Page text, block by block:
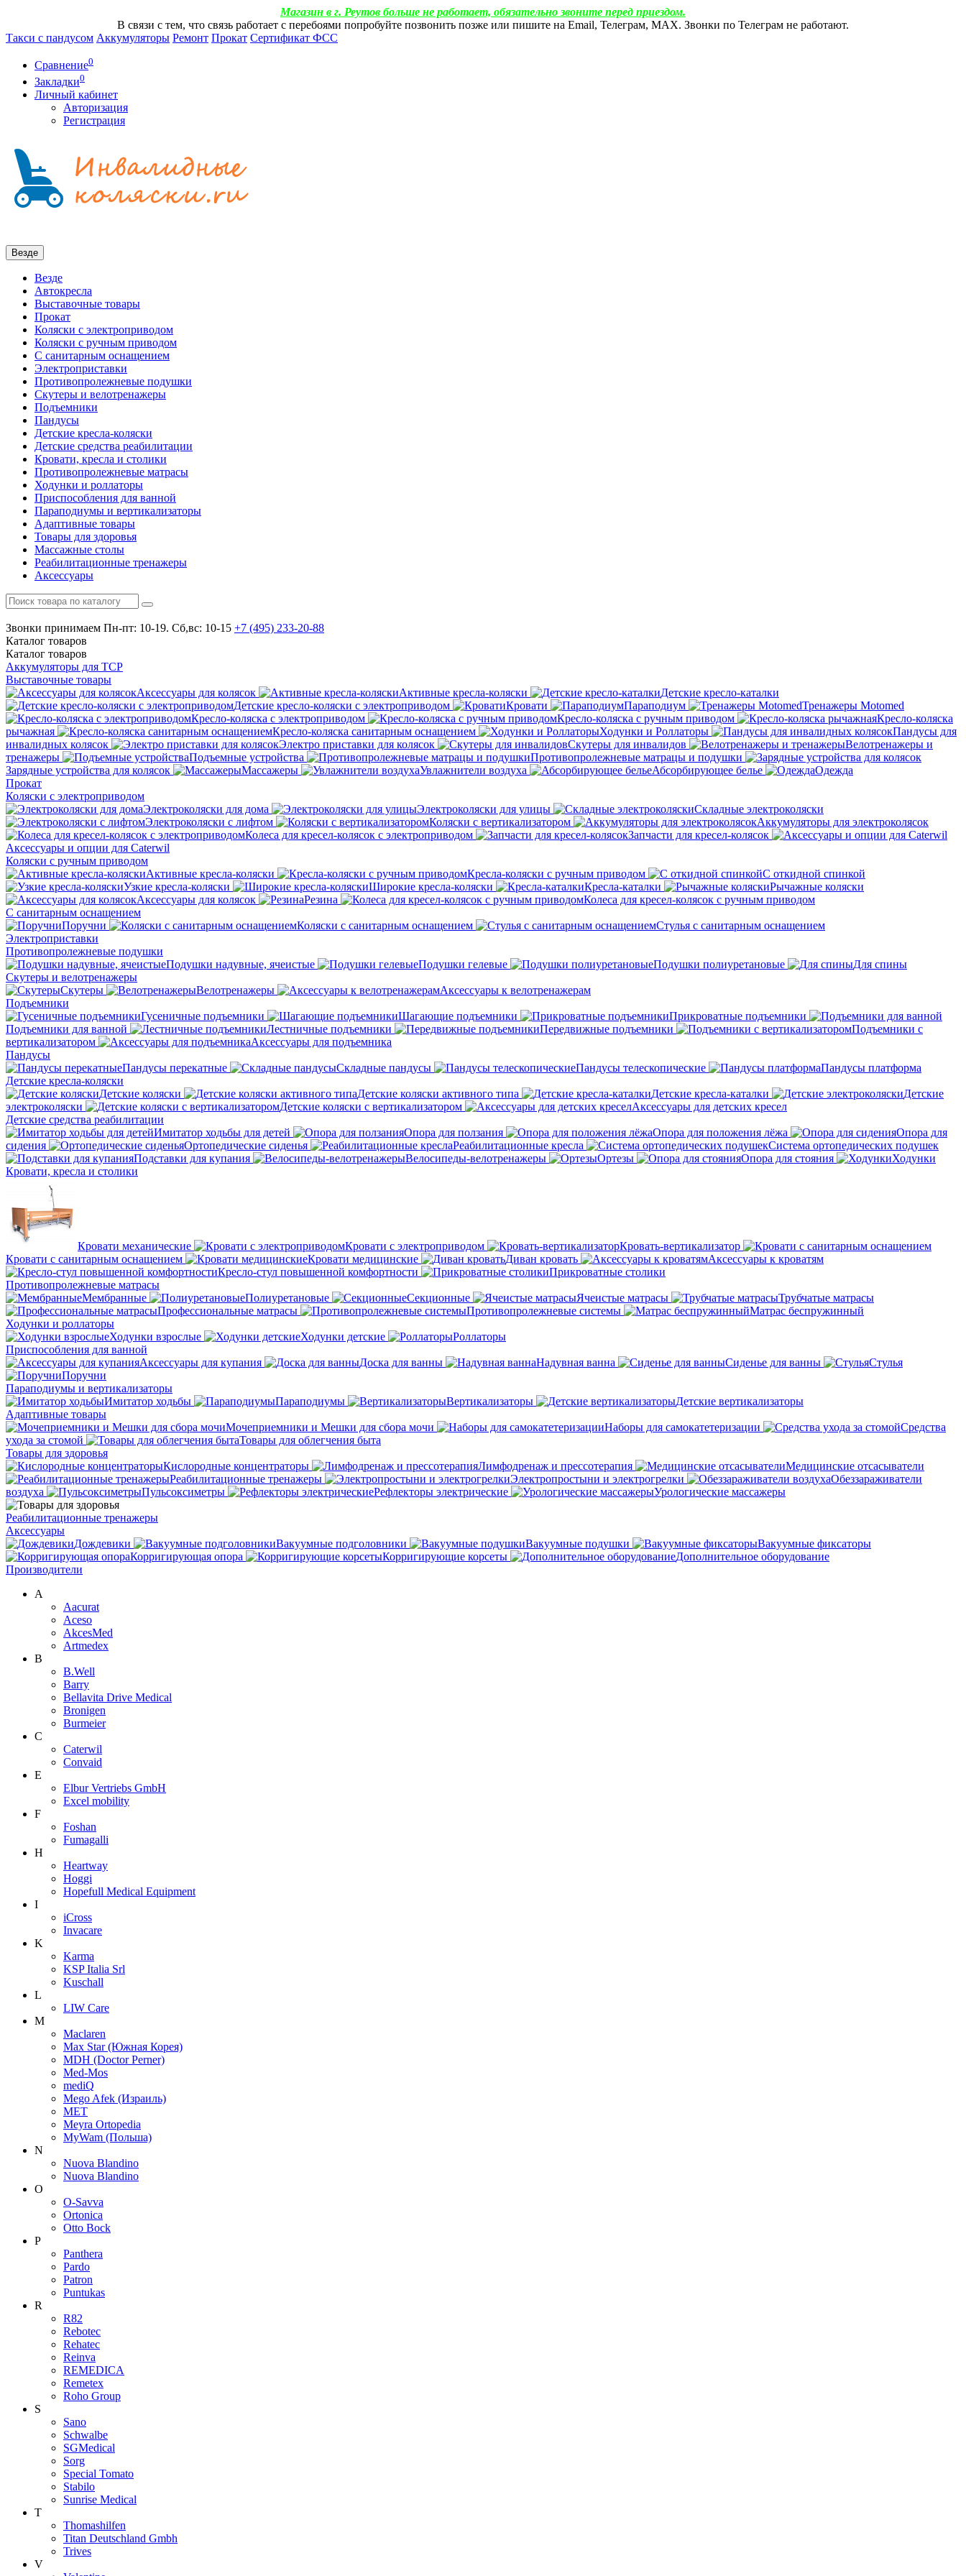
Магазин в г. Реутов больше не работает, обязательно звоните перед приездом.
В связи с тем, что связь работает с перебоями попробуйте позвонить позже или пишите на Email, Телеграм, МАХ. Звонки по Телеграм не работают.
Такси с пандусом Аккумуляторы Ремонт Прокат Сертификат ФСС
Сравнение0
Закладки0
Личный кабинет
Авторизация
Регистрация
Везде
Везде
Автокресла
Выставочные товары
Прокат
Коляски с электроприводом
Коляски с ручным приводом
С санитарным оснащением
Электроприставки
Противопролежневые подушки
Скутеры и велотренажеры
Подъемники
Пандусы
Детские кресла-коляски
Детские средства реабилитации
Кровати, кресла и столики
Противопролежневые матрасы
Ходунки и роллаторы
Приспособления для ванной
Параподиумы и вертикализаторы
Адаптивные товары
Товары для здоровья
Массажные столы
Реабилитационные тренажеры
Аксессуары
Звонки принимаем Пн-пт: 10-19. Сб,вс: 10-15 +7 (495) 233-20-88
Каталог товаров
Каталог товаров
Аккумуляторы для ТСР
Выставочные товары
Аксессуары для колясок
Активные кресла-коляски
Детские кресло-каталки
Детские кресло-коляски с электроприводом
Кровати Параподиум
Тренажеры Motomed
Кресло-коляска с электроприводом
Кресло-коляска с ручным приводом
Кресло-коляска
рычажная
Кресло-коляска санитарным оснащением Ходунки и Роллаторы
Пандусы для
инвалидных колясок
Электро приставки для колясок Скутеры для инвалидов
Велотренажеры и
тренажеры
Подъемные устройства
Противопролежневые матрацы и подушки
Зарядные устройства для колясок
Массажеры Увлажнители воздуха Абсорбирующее белье
Одежда
Прокат
Коляски с электроприводом
Электроколяски для дома
Электроколяски для улицы
Складные электроколяски
Электроколяски с лифтом
Коляски с вертикализатором
Аккумуляторы для электроколясок
Колеса для кресел-колясок с электроприводом
Запчасти для кресел-колясок
Аксессуары и опции для Caterwil
Коляски с ручным приводом
Активные кресла-коляски
Кресла-коляски с ручным приводом
С откидной спинкой
Узкие кресла-коляски
Широкие кресла-коляски Кресла-каталки
Рычажные коляски
Аксессуары для колясок
Резина
Колеса для кресел-колясок с ручным приводом
С санитарным оснащением
Поручни
Коляски с санитарным оснащением
Стулья с санитарным оснащением
Электроприставки
Противопролежневые подушки
Подушки надувные, ячеистые
Подушки гелевые Подушки полиуретановые
Для спины
Скутеры и велотренажеры
Скутеры
Велотренажеры
Аксессуары к велотренажерам
Подъемники
Гусеничные подъемники
Шагающие подъемники
Прикроватные подъемники
Подъемники для ванной
Лестничные подъемники Передвижные подъемники
Подъемники с
вертикализатором
Аксессуары для подъемника
Пандусы
Пандусы перекатные
Складные пандусы Пандусы телескопические
Пандусы платформа
Детские кресла-коляски
Детские коляски
Детские коляски активного типа Детские кресла-каталки
Детские
электроколяски
Детские коляски с вертикализатором
Аксессуары для детских кресел
Детские средства реабилитации
Имитатор ходьбы для детей
Опора для ползания Опора для положения лёжа
Опора для
сидения
Ортопедические сиденья Реабилитационные кресла
Система ортопедических подушек
Подставки для купания
Велосипеды-велотренажеры Ортезы Опора для стояния
Ходунки
Кровати, кресла и столики
Кровати механические Кровати с электроприводом
Кровать-вертикализатор
Кровати с санитарным оснащением
Кровати медицинские Диван кровать
Аксессуары к кроватям
Кресло-стул повышенной комфортности
Прикроватные столики
Противопролежневые матрасы
Мембранные
Полиуретановые Секционные Ячеистые матрасы
Трубчатые матрасы
Профессиональные матрасы
Противопролежневые системы
Матрас беспружинный
Ходунки и роллаторы
Ходунки взрослые
Ходунки детские
Роллаторы
Приспособления для ванной
Аксессуары для купания
Доска для ванны Надувная ванна Сиденье для ванны
Стулья
Поручни
Параподиумы и вертикализаторы
Имитатор ходьбы
Параподиумы Вертикализаторы
Детские вертикализаторы
Адаптивные товары
Мочеприемники и Мешки для сбора мочи
Наборы для самокатетеризации
Средства
ухода за стомой
Товары для облегчения быта
Товары для здоровья
Кислородные концентраторы
Лимфодренаж и прессотерапия
Медицинские отсасыватели
Реабилитационные тренажеры
Электропростыни и электрогрелки
Обеззараживатели
воздуха
Пульсоксиметры Рефлекторы электрические Урологические массажеры
Реабилитационные тренажеры
Аксессуары
Дождевики
Вакуумные подголовники Вакуумные подушки
Вакуумные фиксаторы
Корригирующая опора
Корригирующие корсеты
Дополнительное оборудование
Производители
A
Aacurat
Aceso
AkcesMed
Artmedex
B
B.Well
Barry
Bellavita Drive Medical
Bronigen
Burmeier
C
Caterwil
Convaid
E
Elbur Vertriebs GmbH
Excel mobility
F
Foshan
Fumagalli
H
Heartway
Hoggi
Hopefull Medical Equipment
I
iCross
Invacare
K
Karma
KSP Italia Srl
Kuschall
L
LIW Care
M
Maclaren
Max Star (Южная Корея)
MDH (Doctor Perner)
Med-Mos
mediQ
Mego Afek (Израиль)
MET
Meyra Ortopedia
MyWam (Польша)
N
Nuova Blandino
Nuova Blandino
O
O-Savva
Ortonica
Otto Bock
P
Panthera
Pardo
Patron
Puntukas
R
R82
Rebotec
Rehatec
Reinva
REMEDICA
Remetex
Roho Group
S
Sano
Schwalbe
SGMedical
Sorg
Special Tomato
Stabilo
Sunrise Medical
T
Thomashilfen
Titan Deutschland Gmbh
Trives
V